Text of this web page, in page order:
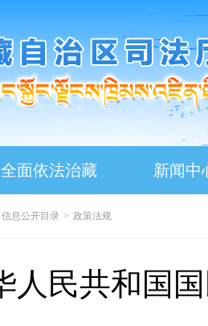
全面依法治藏 新闻中
信息公开目录 > 政策法规
人民共和国